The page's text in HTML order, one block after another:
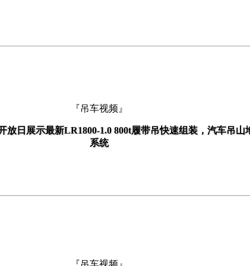
『吊车视频』
放日展示最新LR1800-1.0 800t履带吊快速组装，汽车吊山
系统